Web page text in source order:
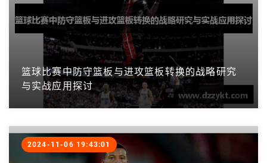
篮球比赛中防守篮板与进攻篮板转换的战略研究
与实战应用探讨
2024-11-06 19:43:01